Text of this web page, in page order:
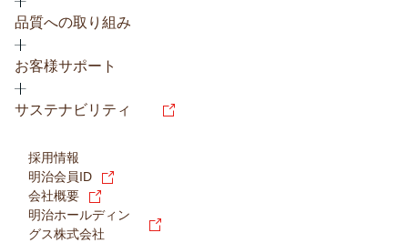
品質への取り組み
お客様サポート
サステナビリティ
採用情報
明治会員ID
会社概要
明治ホールディン
グス株式会社